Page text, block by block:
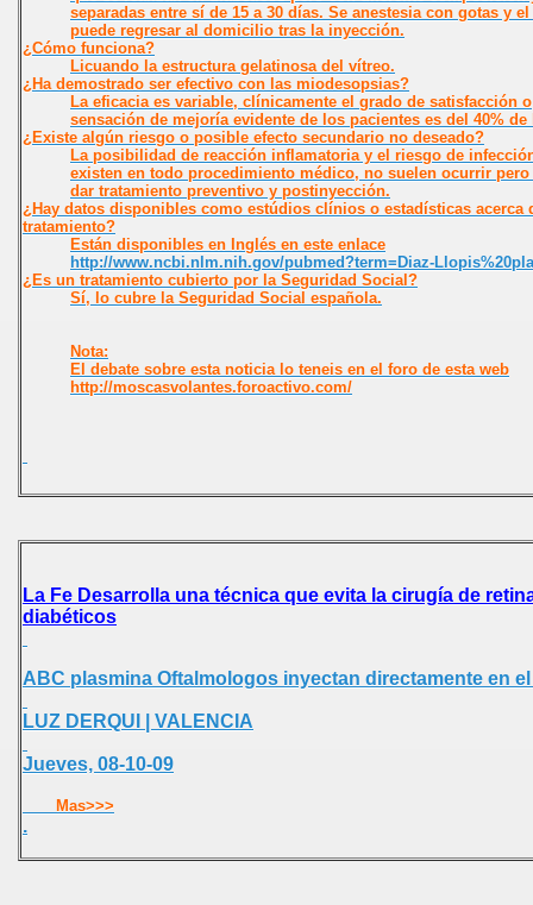
separadas entre sí de 15 a 30 días. Se anestesia con gotas y
puede regresar al domicilio tras la inyección.
¿Cómo funciona?
Licuando la estructura gelatinosa del vítreo.
¿Ha demostrado ser efectivo con las miodesopsias?
La eficacia es variable, clínicamente el grado de satisfacción o
sensación de mejoría evidente de los pacientes es del 40% de
¿Existe algún riesgo o posible efecto secundario no deseado?
La posibilidad de reacción inflamatoria y el riesgo de
existen en todo procedimiento médico, no suelen ocurrir pero
dar tratamiento preventivo y postinyección.
¿Hay datos disponibles como estúdios clínios o estadísticas acerca
tratamiento?
Están disponibles en Inglés en este enlace
http://www.ncbi.nlm.nih.gov/pubmed?term=Diaz-
¿Es un tratamiento cubierto por la Seguridad Social?
Sí, lo cubre la Seguridad Social española.
Nota:
El debate sobre esta noticia lo teneis en el foro de esta web
http://moscasvolantes.foroactivo.com/
La Fe Desarrolla una técnica que evita la cirugía de
diabéticos
ABC plasmina Oftalmologos inyectan directamente en
LUZ DERQUI | VALENCIA
Jueves, 08-10-09
Mas>>>
.